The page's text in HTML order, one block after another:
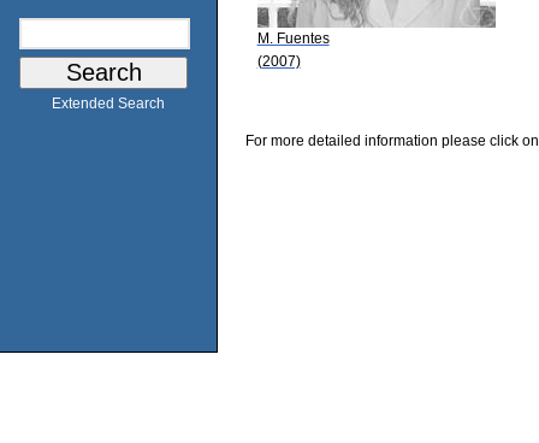
Extended Search
M. Fuentes
(2007)
For more detailed information please click